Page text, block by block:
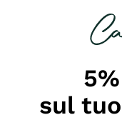
sul